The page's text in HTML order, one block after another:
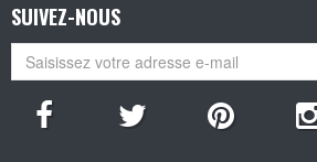
SUIVEZ-NOUS